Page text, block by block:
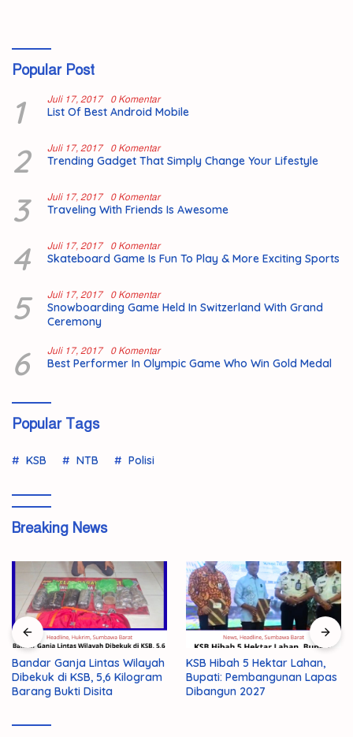
Popular Post
1 Juli 17, 2017 0 Komentar
List Of Best Android Mobile
2 Juli 17, 2017 0 Komentar
Trending Gadget That Simply Change Your Lifestyle
3 Juli 17, 2017 0 Komentar
Traveling With Friends Is Awesome
4 Juli 17, 2017 0 Komentar
Skateboard Game Is Fun To Play & More Exciting Sports
5 Juli 17, 2017 0 Komentar
Snowboarding Game Held In Switzerland With Grand
Ceremony
6 Juli 17, 2017 0 Komentar
Best Performer In Olympic Game Who Win Gold Medal
Popular Tags
KSB NTB Polisi
Breaking News
Bandar Ganja Lintas Wilayah
Dibekuk di KSB, 5,6 Kilogram
Barang Bukti Disita
KSB Hibah 5 Hektar Lahan,
Bupati: Pembangunan Lapas
Dibangun 2027